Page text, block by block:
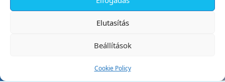
Elutasítás
Beállítások
Cookie Policy
Tata Város Önkormányzata
✕